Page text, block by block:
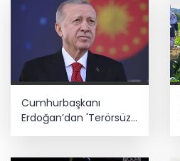
Cumhurbaşkanı
Erdoğan’dan 'Terörsüz
Türkiye' mesajı